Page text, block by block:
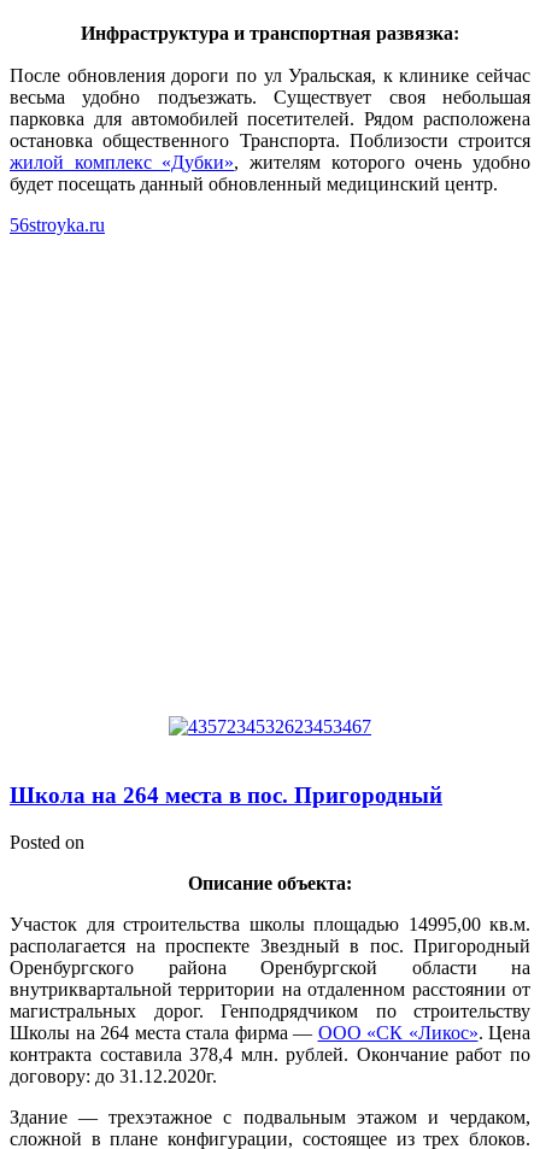
Инфраструктура и транспортная развязка:
После обновления дороги по ул Уральская, к клинике сейчас
весьма удобно подъезжать. Существует своя небольшая
парковка для автомобилей посетителей. Рядом расположена
остановка общественного Транспорта. Поблизости строится
жилой комплекс «Дубки», жителям которого очень удобно
будет посещать данный обновленный медицинский центр.
56stroyka.ru
Школа на 264 места в пос. Пригородный
Posted on
Описание объекта:
Участок для строительства школы площадью 14995,00 кв.м.
располагается на проспекте Звездный в пос. Пригородный
Оренбургского района Оренбургской области на
внутриквартальной территории на отдаленном расстоянии от
магистральных дорог. Генподрядчиком по строительству
Школы на 264 места стала фирма — ООО «СК «Ликос». Цена
контракта составила 378,4 млн. рублей. Окончание работ по
договору: до 31.12.2020г.
Здание — трехэтажное с подвальным этажом и чердаком,
сложной в плане конфигурации, состоящее из трех блоков.